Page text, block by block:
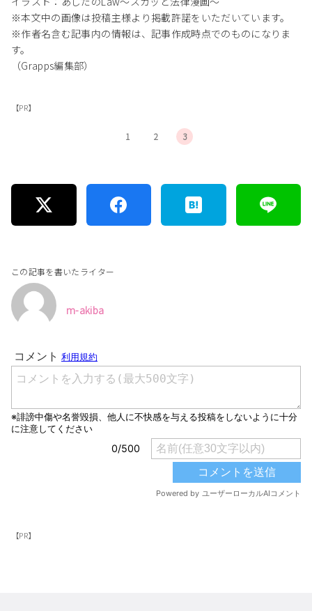
※本文中の画像は投稿主様より掲載許諾をいただいています。
※作者名含む記事内の情報は、記事作成時点でのものになりま
す。
（Grapps編集部）
【PR】
1 2 3
この記事を書いたライター
m-akiba
【PR】